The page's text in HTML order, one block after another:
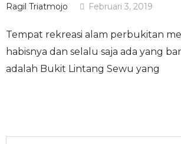
Ragil Triatmojo Februari 3, 2019
Tempat rekreasi alam perbukitan
habisnya dan selalu saja ada yang
adalah Bukit Lintang Sewu yang